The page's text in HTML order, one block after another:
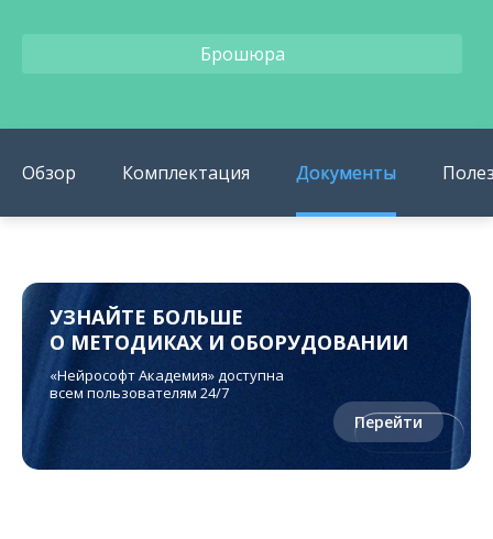
Брошюра
Обзор Комплектация Документы
УЗНАЙТЕ БОЛЬШЕ
О МЕТОДИКАХ И ОБОРУДОВАНИИ
«Нейрософт Академия» доступна
всем пользователям 24/7
Перейти